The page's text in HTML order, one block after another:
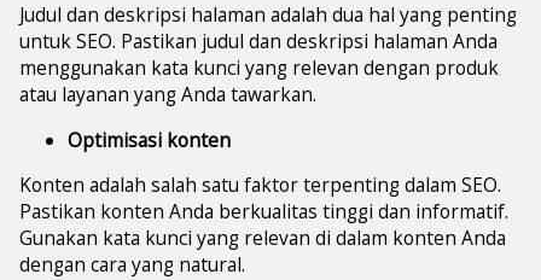
Judul dan deskripsi halaman adalah dua hal yang penting
untuk SEO. Pastikan judul dan deskripsi halaman Anda
menggunakan kata kunci yang relevan dengan produk
atau layanan yang Anda tawarkan.
Optimisasi konten
Konten adalah salah satu faktor terpenting dalam SEO.
Pastikan konten Anda berkualitas tinggi dan informatif.
Gunakan kata kunci yang relevan di dalam konten Anda
dengan cara yang natural.